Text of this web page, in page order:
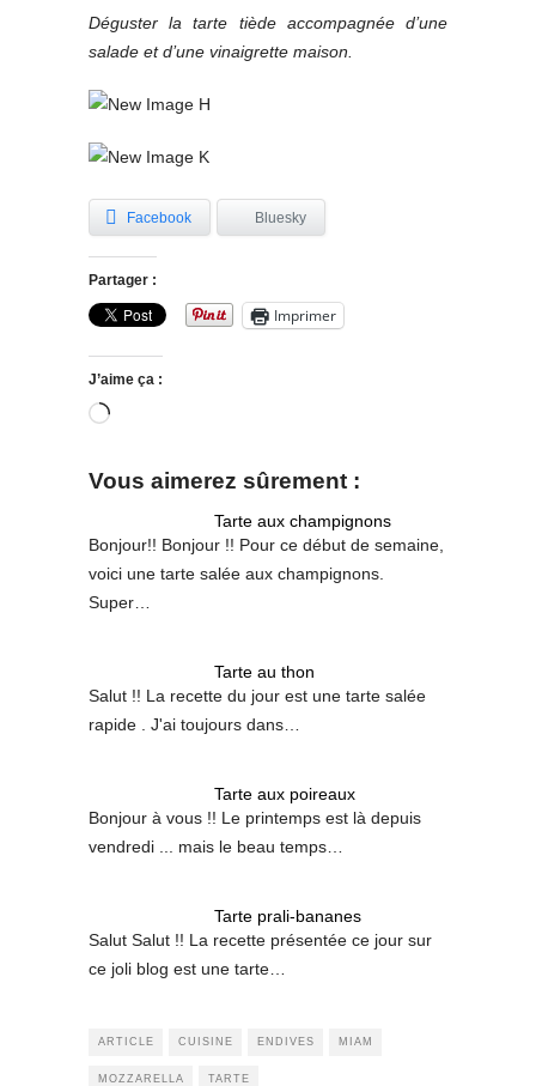
Déguster la tarte tiède accompagnée d’une
salade et d’une vinaigrette maison.
Facebook Bluesky
Partager :
Imprimer
J’aime ça :
Chargement…
Vous aimerez sûrement :
Tarte aux champignons
Bonjour!! Bonjour !! Pour ce début de semaine,
voici une tarte salée aux champignons.
Super…
Tarte au thon
Salut !! La recette du jour est une tarte salée
rapide . J'ai toujours dans…
Tarte aux poireaux
Bonjour à vous !! Le printemps est là depuis
vendredi ... mais le beau temps…
Tarte prali-bananes
Salut Salut !! La recette présentée ce jour sur
ce joli blog est une tarte…
ARTICLE CUISINE ENDIVES MIAM
MOZZARELLA TARTE